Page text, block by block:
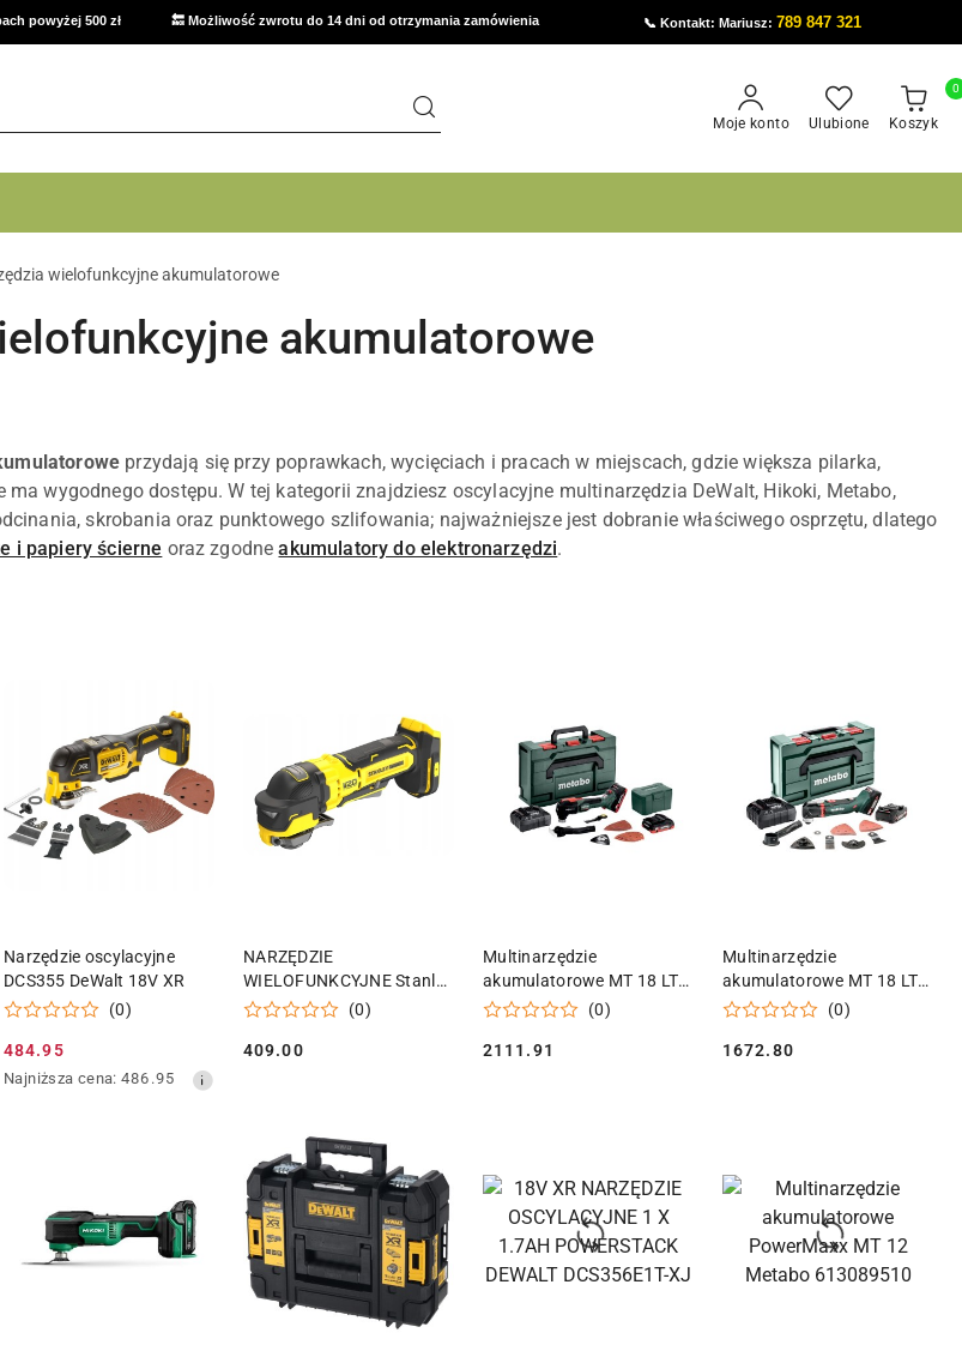
powyżej 500 zł 🔙 Możliwość zwrotu do 14 dni od otrzymania zamówienia 📞 Kontakt: Mariusz:789 847 321
Moje konto Ulubione Koszyk
0
wielofunkcyjne akumulatorowe
akumulatorowe
przydają się przy poprawkach, wycięciach i pracach w miejscach, gdzie większa pilarka,
wygodnego dostępu. W tej kategorii znajdziesz oscylacyjne multinarzędzia DeWalt, Hikoki, Metabo,
skrobania oraz punktowego szlifowania; najważniejsze jest dobranie właściwego osprzętu, dlatego
i papiery ścierne oraz zgodneakumulatory do elektronarzędzi.
Narzędzie oscylacyjne
DCS355 DeWalt 18V XR
(0)
Cena
promocyjna:
484.95
Najniższa
Najniższa cena: 486.95
DODAJ DO KOSZYKA
NARZĘDZIE
WIELOFUNKCYJNE Stanley
Multitool Fatmax 18V
walizce
(0)
Cena:
409.00
Multinarzędzie
akumulatorowe MT 18 LTX
BL QSL Metabo
(0)
Cena:
2111.91
DODAJ DO KOSZYKA
Multinarzędzie
akumulatorowe MT 18 LTX
Compact Metabo
(0)
Cena:
1672.80
DODAJ DO KOSZYKA